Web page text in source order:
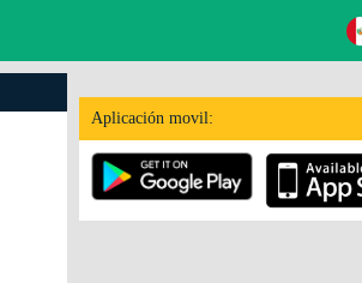
Aplicación movil: